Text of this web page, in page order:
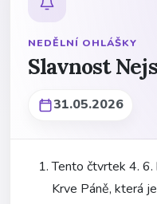
NEDĚLNÍ OHLÁŠKY
Slavnost
31.05.2026
Tento čtvrtek 4.
Krve Páně, která